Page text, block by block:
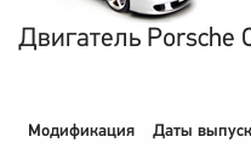
Двигатель Porsche
Модификация Даты